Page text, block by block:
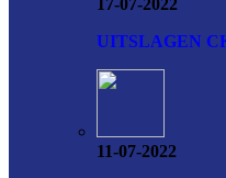
17-07-2022
UITSLAGEN
11-07-2022